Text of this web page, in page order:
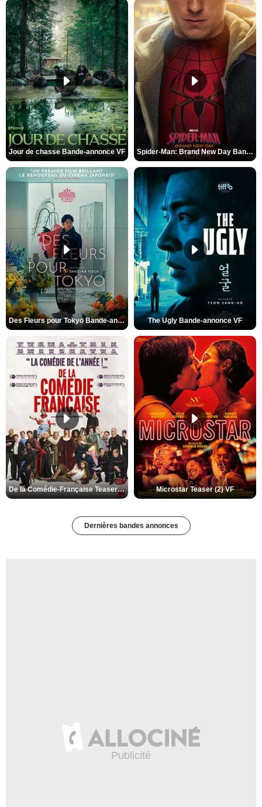
Jour de chasse Bande-annonce VF Spider-Man: Brand New Day Bande-annonce (3) VO STFR
Des Fleurs pour Tokyo Bande-annonce VO STFR The Ugly Bande-annonce VF
De la Comédie-Française Teaser (3) VF Microstar Teaser (2) VF
Dernières bandes annonces